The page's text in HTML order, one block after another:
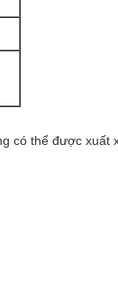
có thể được xuất